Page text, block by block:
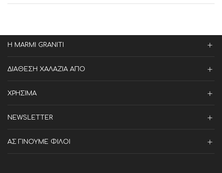
Η MARMI GRANITI
ΔΙΑΘΕΣΗ ΧΑΛΑΖΙΑ ΑΠΟ
ΧΡΗΣΙΜΑ
NEWSLETTER
ΑΣ ΓΙΝΟΥΜΕ ΦΙΛΟΙ